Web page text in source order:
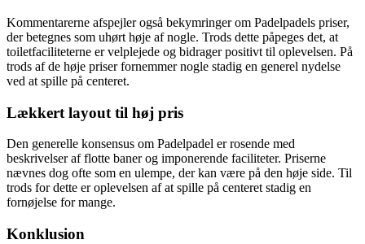
Kommentarerne afspejler også bekymringer om Padelpadels priser,
der betegnes som uhørt høje af nogle. Trods dette påpeges det, at
toiletfaciliteterne er velplejede og bidrager positivt til oplevelsen. På
trods af de høje priser fornemmer nogle stadig en generel nydelse
ved at spille på centeret.
Lækkert layout til høj pris
Den generelle konsensus om Padelpadel er rosende med
beskrivelser af flotte baner og imponerende faciliteter. Priserne
nævnes dog ofte som en ulempe, der kan være på den høje side. Til
trods for dette er oplevelsen af at spille på centeret stadig en
fornøjelse for mange.
Konklusion